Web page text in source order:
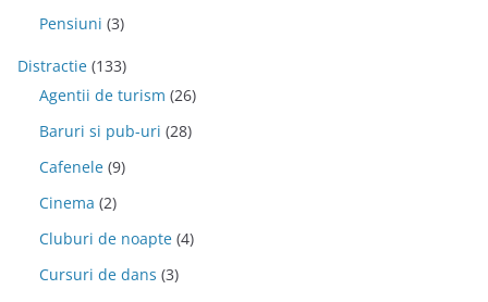
Pensiuni (3)
Distractie (133)
Agentii de turism (26)
Baruri si pub-uri (28)
Cafenele (9)
Cinema (2)
Cluburi de noapte (4)
Cursuri de dans (3)